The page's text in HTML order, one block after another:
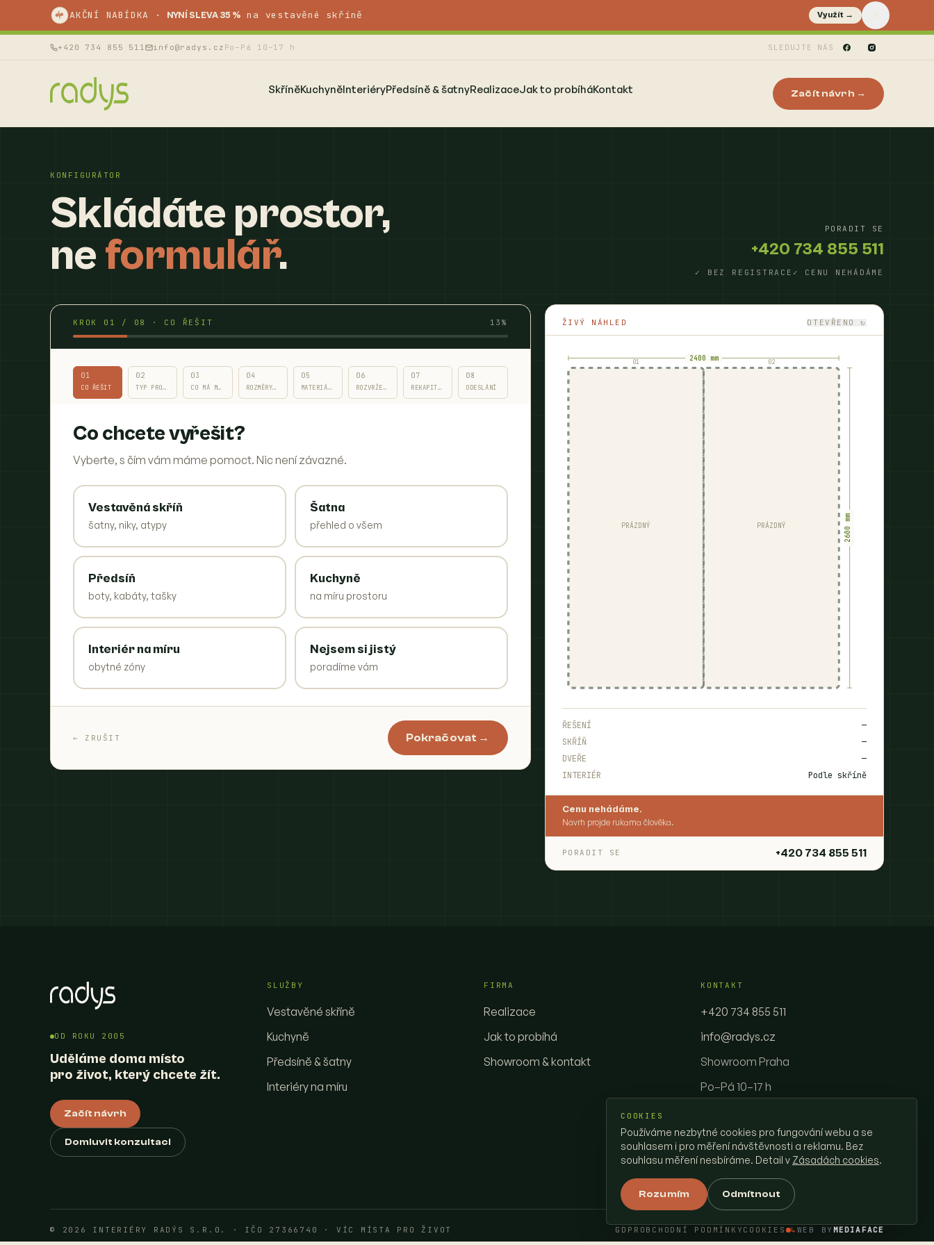
% AKČNÍ NABÍDKA · NYNÍ SLEVA 35 % na vestavěné skříně Využít →
+420 734 855 511 info@radys.cz Po–Pá 10–17 h SLEDUJTE NÁS
SkříněKuchyněInteriéryPředsíně & šatnyRealizaceJak to probíháKontakt Začít návrh →
KONFIGURÁTOR
Skládáte prostor,
neformulář.
PORADIT SE
+420 734 855 511
✓ BEZ REGISTRACE ✓ CENU NEHÁDÁME
KROK 01 / 08 · CO ŘEŠIT 13%
01
CO ŘEŠIT
02
TYP PROSTORU
03
CO MÁ MÍT MÍSTO
04
ROZMĚRY & STĚNA
05
MATERIÁLY
06
ROZVRŽENÍ DÍLCŮ
07
REKAPITULACE
08
ODESLÁNÍ
Co chcete vyřešit?
Vyberte, s čím vám máme pomoct. Nic není závazné.
Vestavěná skříň
šatny, niky, atypy
Šatna
přehled o všem
Předsíň
boty, kabáty, tašky
Kuchyně
na míru prostoru
Interiér na míru
obytné zóny
Nejsem si jistý
poradíme vám
← ZRUŠIT Pokračovat →
ŽIVÝ NÁHLED OTEVŘENO ↻
2400 mm
2600 mm
PRÁZDNÝ
01
PRÁZDNÝ
02
ŘEŠENÍ
—
SKŘÍŇ
—
DVEŘE
—
INTERIÉR
Podle skříně
Cenu nehádáme.
Návrh projde rukama člověka.
PORADIT SE +420 734 855 511
OD ROKU 2005
Uděláme doma místo
pro život, který chcete žít.
Začít návrh
Domluvit konzultaci
SLUŽBY
Vestavěné skříně
Kuchyně
Předsíně & šatny
Interiéry na míru
FIRMA
Realizace
Jak to probíhá
Showroom & kontakt
KONTAKT
+420 734 855 511
info@radys.cz
Showroom Praha
Po–Pá 10–17 h
SOCIÁLNÍ SÍTĚ
© 2026 INTERIÉRY RADÝS S.R.O. · IČO 27366740 · VÍC MÍSTA PRO ŽIVOT GDPR OBCHODNÍ PODMÍNKY COOKIES ↳ WEB BYMEDIAFACE
COOKIES
Používáme nezbytné cookies pro fungování webu a se
souhlasem i pro měření návštěvnosti a reklamu. Bez
souhlasu měření nesbíráme. Detail v Zásadách cookies.
Rozumím Odmítnout